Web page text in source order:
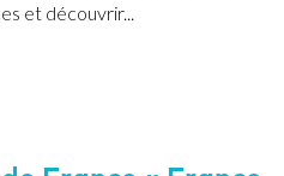
et découvrir...